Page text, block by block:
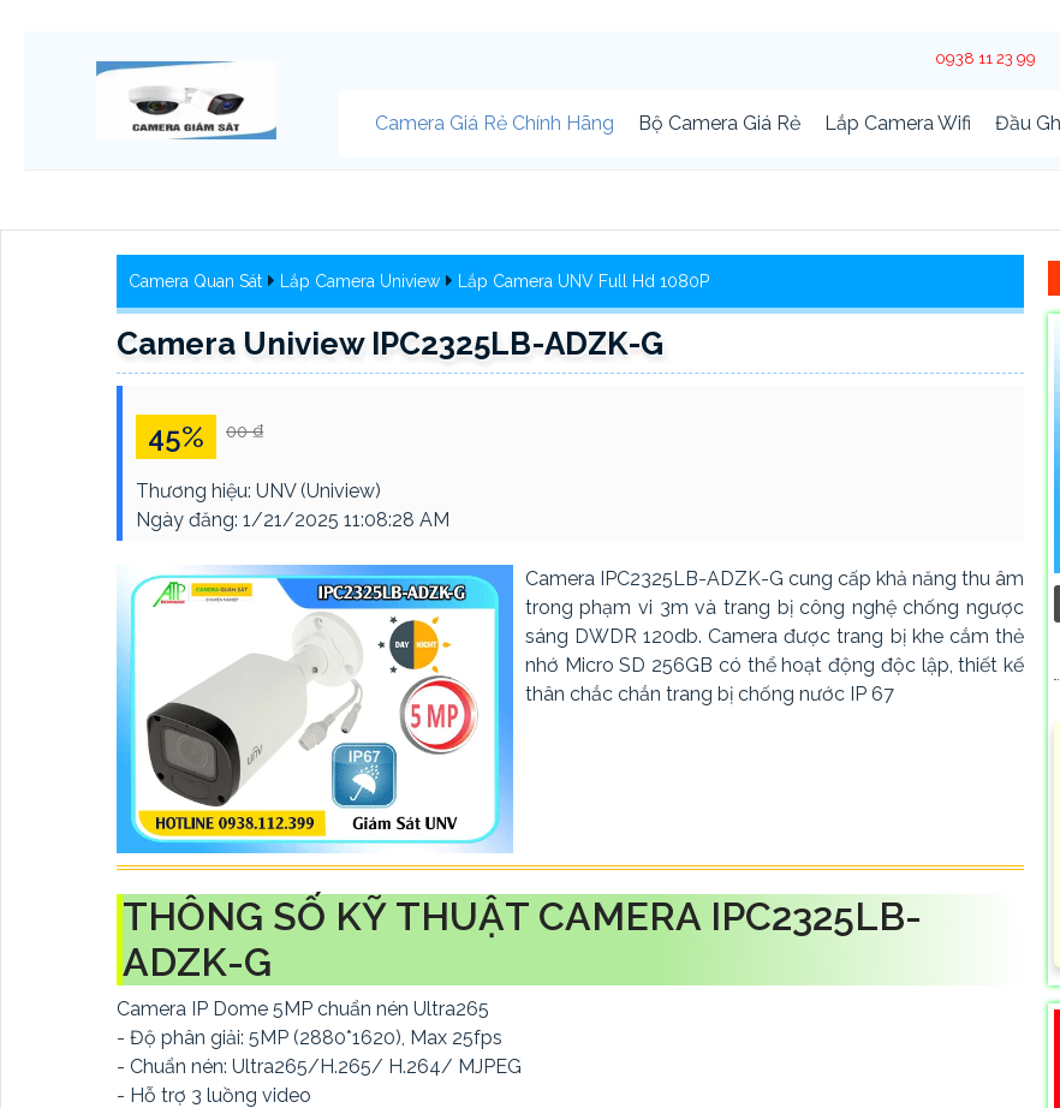
0938 11 23 99
Camera Giá Rẻ Chính Hãng Bộ Camera Giá Rẻ Lắp Camera Wifi Đầu
Camera Quan Sát Lắp Camera Uniview Lắp Camera UNV Full Hd 1080P
Camera Uniview IPC2325LB-ADZK-G
45% 00 ₫
Thương hiệu: UNV (Uniview)
Ngày đăng: 1/21/2025 11:08:28 AM
Camera IPC2325LB-ADZK-G cung cấp khả năng thu âm
trong phạm vi 3m và trang bị công nghệ chống ngược
sáng DWDR 120db. Camera được trang bị khe cắm thẻ
nhớ Micro SD 256GB có thể hoạt động độc lập, thiết kế
thân chắc chắn trang bị chống nước IP 67
THÔNG SỐ KỸ THUẬT CAMERA IPC2325LB-
ADZK-G
Camera IP Dome 5MP chuẩn nén Ultra265
- Độ phân giải: 5MP (2880*1620), Max 25fps
- Chuẩn nén: Ultra265/H.265/ H.264/ MJPEG
- Hỗ trợ 3 luồng video